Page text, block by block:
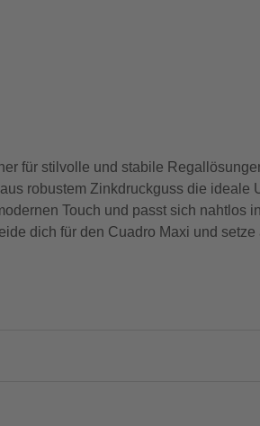
für stilvolle und stabile
robustem Zinkdruckguss die ideale
Touch und passt sich nahtlos
dich für den Cuadro Maxi und